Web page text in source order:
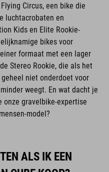
Circus, een bike die
luchtacrobaten en
Kids en Elite Rookie-
bikes voor
formaat met een lager
Stereo Rookie, die als het
niet onderdoet voor
weegt. En wat dacht je
onze gravelbike-expertise
model?
ALS IK EEN